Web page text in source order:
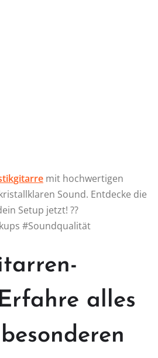
mit hochwertigen
Sound. Entdecke die
Setup jetzt! ??
#Soundqualität
alles